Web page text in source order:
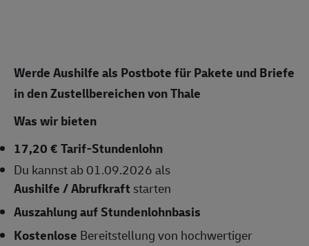
Werde Aushilfe als Postbote für Pakete und Briefe
in den Zustellbereichen von Thale
Was wir bieten
17,20 € Tarif-Stundenlohn
Du kannst ab 01.09.2026 als
Aushilfe / Abrufkraft starten
Auszahlung auf Stundenlohnbasis
Kostenlose Bereitstellung von hochwertiger